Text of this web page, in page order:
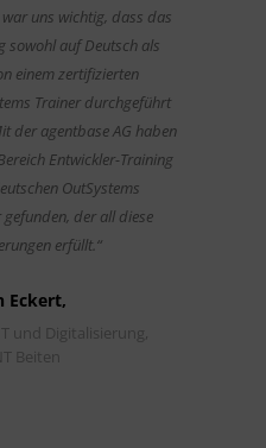
uns wichtig, dass das
sowohl auf Deutsch als
einem zertifizierten
Trainer durchgeführt
der agentbase AG haben
Entwickler-Training
OutSystems
gefunden, der all diese
erfüllt.“
Eckert,
und Digitalisierung,
Beiten